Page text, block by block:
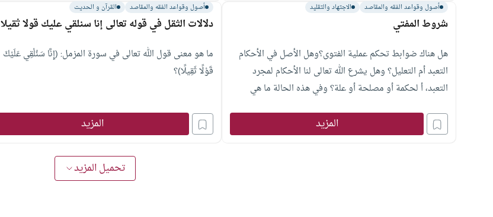
أصول وقواعد الفقه والمقاصد الاجتهاد والتقليد
شروط المفتي
هل هناك ضوابط تحكم عملية الفتوى؟وهل الأصل في الأحكام
التعبد أم التعليل؟ وهل يشرع الله تعالى لنا الأحكام لمجرد
التعبد، أ لحكمة أو مصلحة أو علة؟ وفي هذه الحالة ما هي
المزيد
أصول وقواعد الفقه والمقاصد القرآن و الحديث
دلالات الثقل في قوله تعالى إنا سنلقي عليك قولا ثقيلا
ما هو معنى قول الله تعالى في سورة المزمل: (إِنَّا سَنُلْقِي عَلَيْكَ
قَوْلًا ثَقِيلًا)؟
المزيد
تحميل المزيد